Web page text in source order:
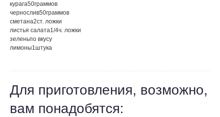
курага50граммов
чернослив50граммов
сметана2ст. ложки
листья салата1/4ч. ложки
зеленьпо вкусу
лимоны1штука
Для приготовления, возможно,
вам понадобятся: